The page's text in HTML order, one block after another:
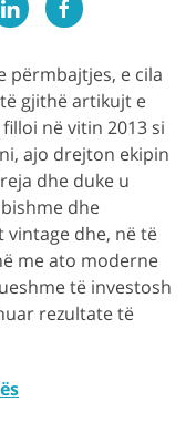
përmbajtjes, e cila
gjithë artikujt e
në vitin 2013 si
ajo drejton ekipin
dhe duke u
dhe
vintage dhe, në të
me ato moderne
të investosh
rezultate të